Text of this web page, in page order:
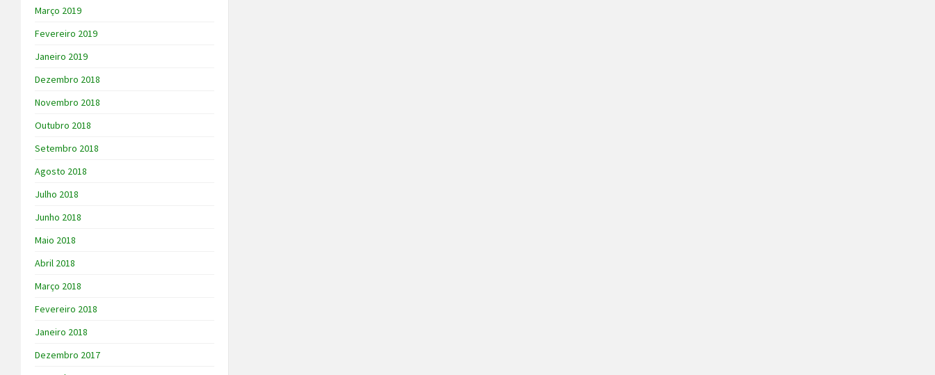
Março 2019
Fevereiro 2019
Janeiro 2019
Dezembro 2018
Novembro 2018
Outubro 2018
Setembro 2018
Agosto 2018
Julho 2018
Junho 2018
Maio 2018
Abril 2018
Março 2018
Fevereiro 2018
Janeiro 2018
Dezembro 2017